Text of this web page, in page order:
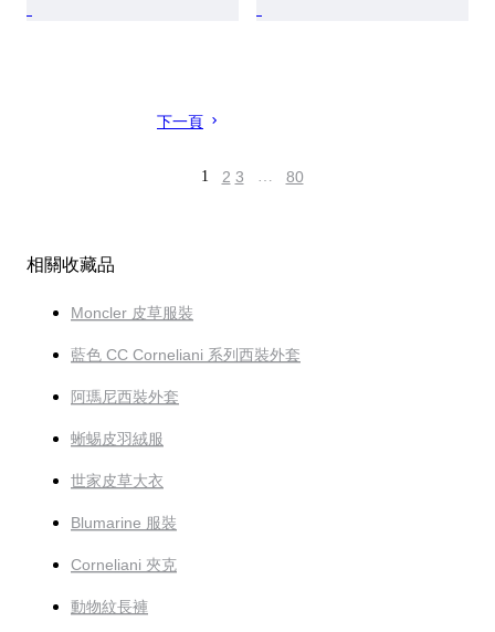
下一頁
1 2 3 … 80
相關收藏品
Moncler 皮草服裝
藍色 CC Corneliani 系列西裝外套
阿瑪尼西裝外套
蜥蜴皮羽絨服
世家皮草大衣
Blumarine 服裝
Corneliani 夾克
動物紋長褲